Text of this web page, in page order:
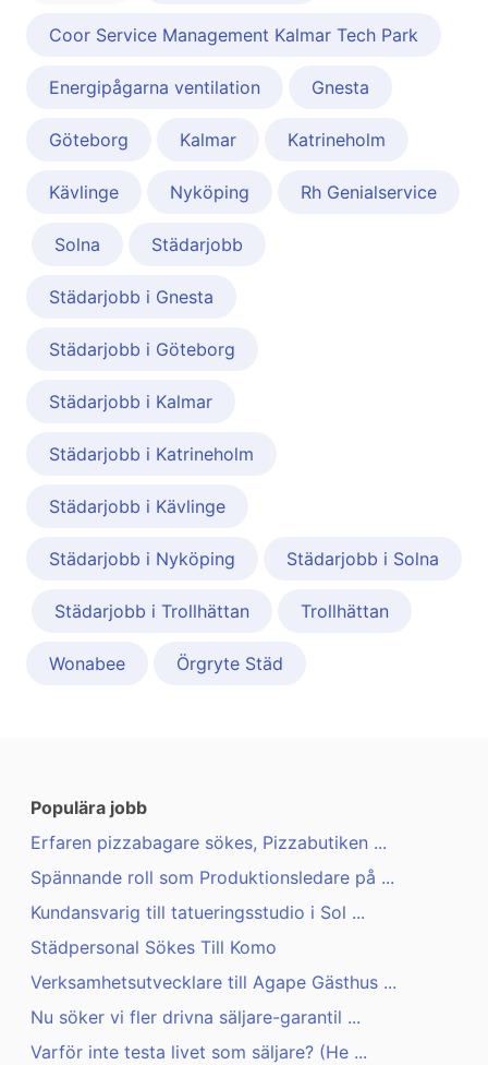
Coor Service Management Kalmar Tech Park
Energipågarna ventilation Gnesta
Göteborg Kalmar Katrineholm
Kävlinge Nyköping Rh Genialservice
Solna Städarjobb
Städarjobb i Gnesta
Städarjobb i Göteborg
Städarjobb i Kalmar
Städarjobb i Katrineholm
Städarjobb i Kävlinge
Städarjobb i Nyköping Städarjobb i Solna
Städarjobb i Trollhättan Trollhättan
Wonabee Örgryte Städ
Populära jobb
Erfaren pizzabagare sökes, Pizzabutiken ...
Spännande roll som Produktionsledare på ...
Kundansvarig till tatueringsstudio i Sol ...
Städpersonal Sökes Till Komo
Verksamhetsutvecklare till Agape Gästhus ...
Nu söker vi fler drivna säljare-garantil ...
Varför inte testa livet som säljare? (He ...